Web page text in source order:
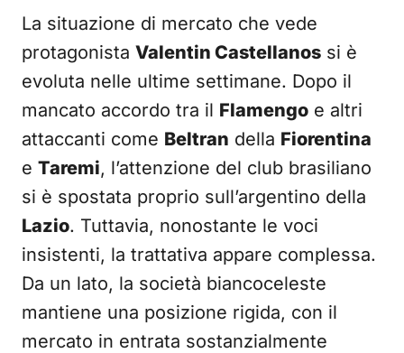
La situazione di mercato che vede
protagonista Valentin Castellanos si è
evoluta nelle ultime settimane. Dopo il
mancato accordo tra il Flamengo e altri
attaccanti come Beltran della Fiorentina
e Taremi, l’attenzione del club brasiliano
si è spostata proprio sull’argentino della
Lazio. Tuttavia, nonostante le voci
insistenti, la trattativa appare complessa.
Da un lato, la società biancoceleste
mantiene una posizione rigida, con il
mercato in entrata sostanzialmente